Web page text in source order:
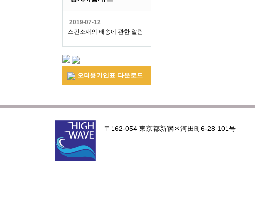
2019-07-12
스킨소재의 배송에 관한 알림
오더용기입표 다운로드
〒162-054 東京都新宿区河田町6-28 101号